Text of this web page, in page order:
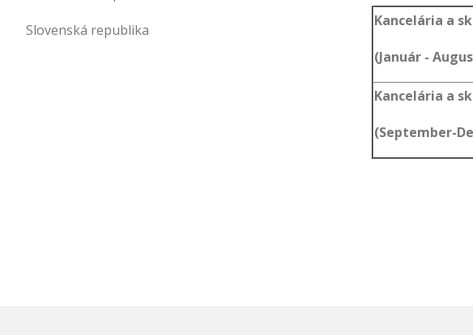
Slovenská republika
Kancelária a
(Január -
Kancelária a
(September-